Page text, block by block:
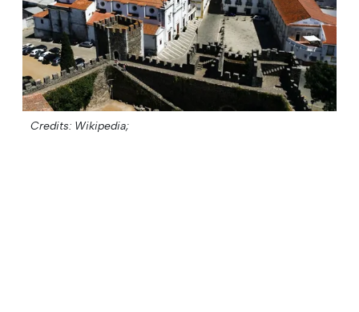
Credits: Wikipedia;